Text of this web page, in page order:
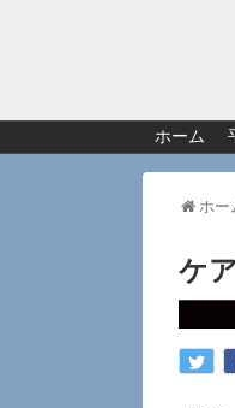
ホーム
ホー
ケ